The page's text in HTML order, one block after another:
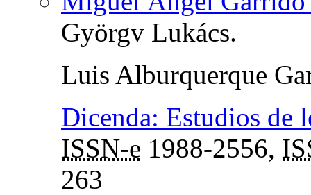
Györgv Lukács.
Luis Alburquerque
Dicenda: Estudios de
ISSN-e 1988-2556,
263